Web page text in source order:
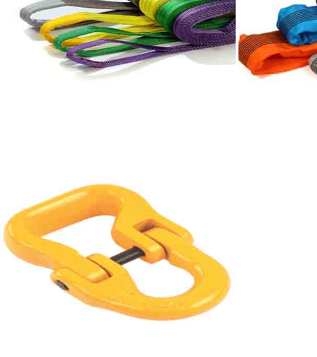
SAPAN 7:1
POLYESTER SAPAN
BAĞLANTI HALKASI